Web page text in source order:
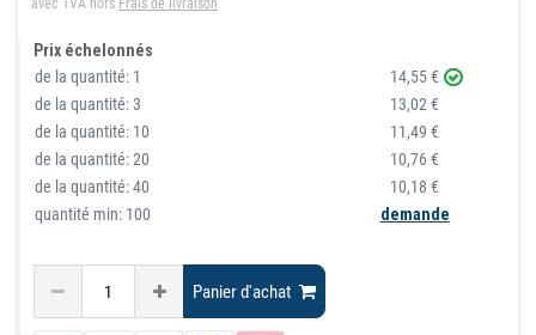
avec TVA hors Frais de livraison
Prix échelonnés
de la quantité: 1
14,55 €
de la quantité:3
13,02 €
de la quantité: 10
11,49 €
de la quantité:20
10,76 €
de la quantité:40
10,18 €
quantité min: 100
demande
Panier d'achat